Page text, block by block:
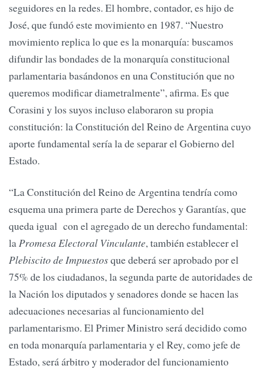
seguidores en la redes. El hombre, contador, es hijo de
José, que fundó este movimiento en 1987. “Nuestro
movimiento replica lo que es la monarquía: buscamos
difundir las bondades de la monarquía constitucional
parlamentaria basándonos en una Constitución que no
queremos modificar diametralmente”, afirma. Es que
Corasini y los suyos incluso elaboraron su propia
constitución: la Constitución del Reino de Argentina cuyo
aporte fundamental sería la de separar el Gobierno del
Estado.
“La Constitución del Reino de Argentina tendría como
esquema una primera parte de Derechos y Garantías, que
queda igual con el agregado de un derecho fundamental:
laPromesa Electoral Vinculante, también establecer el
Plebiscito de Impuestosque deberá ser aprobado por el
75% de los ciudadanos, la segunda parte de autoridades de
la Nación los diputados y senadores donde se hacen las
adecuaciones necesarias al funcionamiento del
parlamentarismo. El Primer Ministro será decidido como
en toda monarquía parlamentaria y el Rey, como jefe de
Estado, será árbitro y moderador del funcionamiento